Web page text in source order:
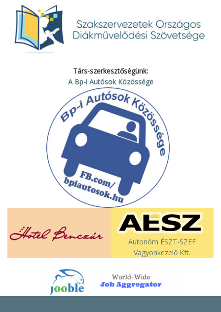
Társ-szerkesztőségünk:
A Bp-i Autósok Közössége
Autonóm ÉSZT-SZEF
Vagyonkezelő Kft.